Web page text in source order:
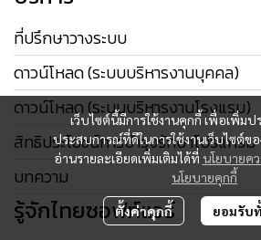
เว็บไซต์นี้มีการใช้งานคุกกี้ เพื่อเพิ่ม
ประสบการณ์ที่ดีในการใช้งานเว็บไซต์ข
อ่านรายละเอียดเพิ่มเติมได้ที่ นโยบายค
นโยบายคุกกี้
ตั้งค่าคุกกี้ ยอมรับ
ที่ปรึกษาวางระบบ
ดาวน์โหลด (ระบบบริหารงานบุคคล)
ดาวน์โหลด (ระบบบริหารงานโรงแรม)
สิทธิประโยชน์การบำรุงรักษาโปรแกรม
บทความ
รู้จักไทยซอฟท์แวร์